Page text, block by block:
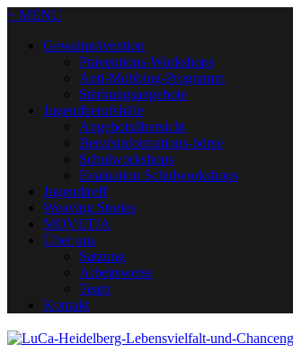
+ MENU
Gewaltprävention
Präventions-Workshops
Anti-Mobbing-Programm
Stärkungsangebote
Jugendberufshilfe
Angebotsübersicht
Berufsinformations-börse
Schulworkshops
Evaluation Schulworkshops
Jugendtreff
Weaving Stories
MOVETIA
Über uns
Satzung
Arbeitsweise
Team
Kontakt